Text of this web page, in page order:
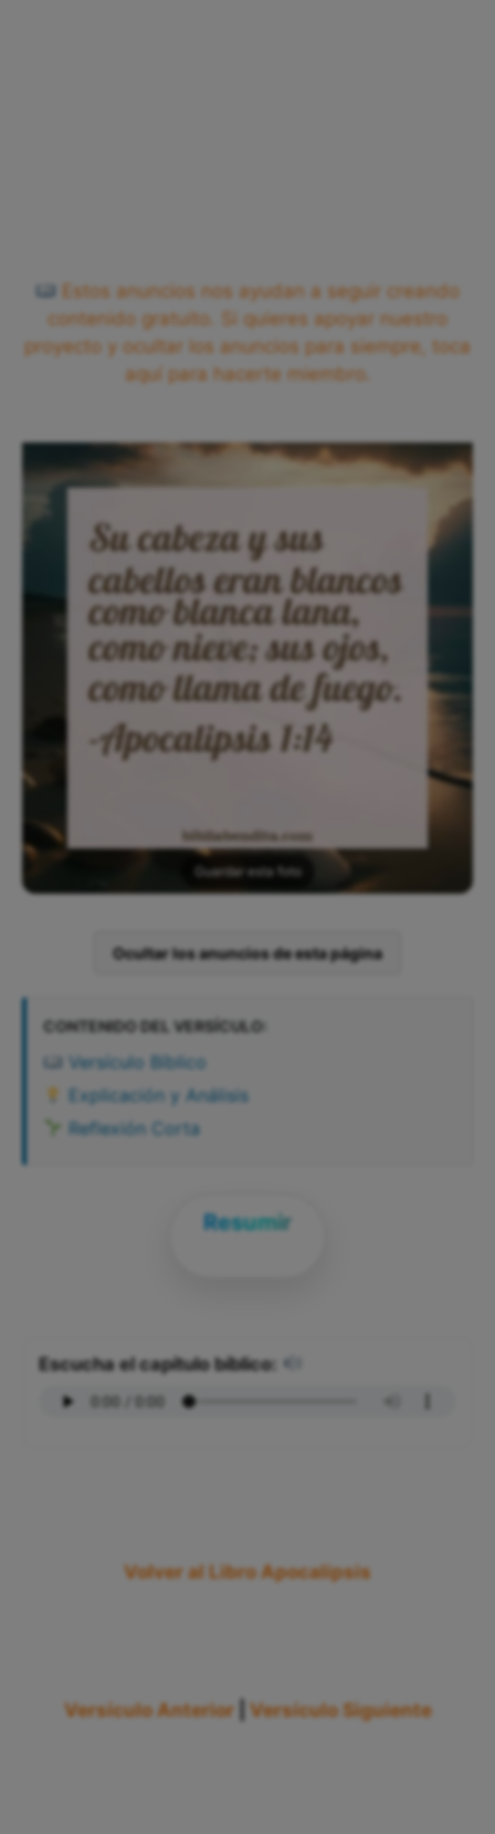
Estos anuncios nos ayudan a seguir creando
contenido gratuito. Si quieres apoyar nuestro
proyecto y ocultar los anuncios para siempre, toca
aquí para hacerte miembro.
Guardar esta foto
Ocultar los anuncios de esta página
CONTENIDO DEL VERSÍCULO:
Versículo Bíblico
Explicación y Análisis
Reflexión Corta
Resumir
Escucha el capítulo bíblico:
Volver al Libro Apocalipsis
Versículo Anterior Versículo Siguiente